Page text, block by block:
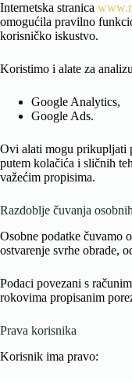
Internetska stranica
omogućila pravilno
korisničko iskustvo.
Koristimo i alate za
Google Analytics,
Google Ads.
Ovi alati mogu prikupljati
putem kolačića i sličnih
važećim propisima.
Razdoblje čuvanja
Osobne podatke čuvamo
ostvarenje svrhe obrade,
Podaci povezani s
rokovima propisanim
Prava korisnika
Korisnik ima pravo: